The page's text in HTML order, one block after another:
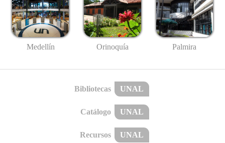
Medellín Orinoquía Palmira
Bibliotecas UNAL
Catálogo UNAL
Recursos UNAL